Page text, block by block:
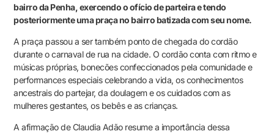
bairro da Penha, exercendo o ofício de parteira e tendo
posteriormente uma praça no bairro batizada com seu nome.
A praça passou a ser também ponto de chegada do cordão
durante o carnaval de rua na cidade. O cordão conta com ritmo e
músicas próprias, bonecões confeccionados pela comunidade e
performances especiais celebrando a vida, os conhecimentos
ancestrais do partejar, da doulagem e os cuidados com as
mulheres gestantes, os bebês e as crianças.
A afirmação de Claudia Adão resume a importância dessa